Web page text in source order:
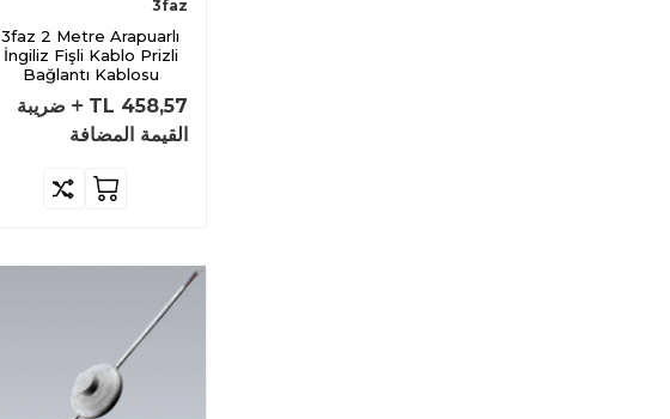
3faz
3faz 2 Metre Arapuarlı
İngiliz Fişli Kablo Prizli
Bağlantı Kablosu
458,57
ضريبة
القيمة المضافة